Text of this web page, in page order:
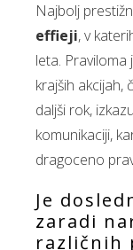
Najbolj
effieji, v
leta.
krajših akcijah,
daljši rok,
komunikaciji,
dragoceno
Je
zaradi
različnih